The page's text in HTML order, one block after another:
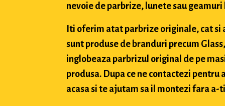
nevoie de parbrize, lunete sau
Iti oferim atat parbrize originale, cat
sunt produse de branduri precum
inglobeaza parbrizul original de pe
produsa. Dupa ce ne contactezi
acasa si te ajutam sa il montezi fara a-